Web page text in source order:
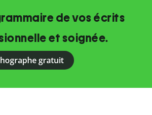
de vos écrits
et soignée.
gratuit